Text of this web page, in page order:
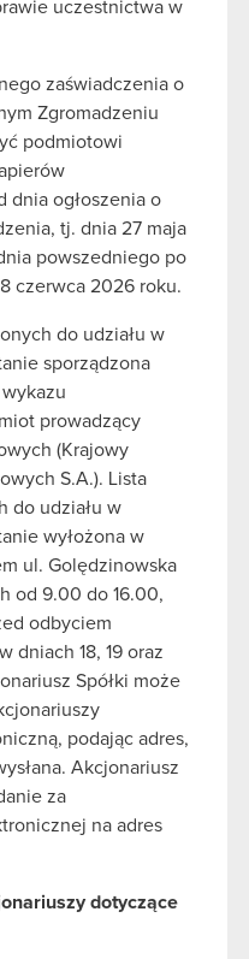
uczestnictwa w
zaświadczenia o
Zgromadzeniu
podmiotowi
dnia ogłoszenia o
tj. dnia 27 maja
powszedniego po
czerwca 2026 roku.
do udziału w
sporządzona
prowadzący
(Krajowy
S.A.). Lista
do udziału w
wyłożona w
ul. Golędzinowska
od 9.00 do 16.00,
odbyciem
dniach 18, 19 oraz
Spółki może
podając adres,
Akcjonariusz
za
na adres
dotyczące